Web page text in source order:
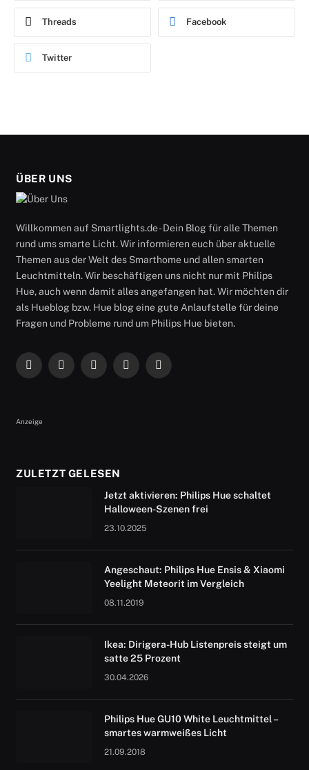
Threads Facebook
Twitter
ÜBER UNS
Willkommen auf Smartlights.de - Dein Blog für alle Themen
rund ums smarte Licht. Wir informieren euch über aktuelle
Themen aus der Welt des Smarthome und allen smarten
Leuchtmitteln. Wir beschäftigen uns nicht nur mit Philips
Hue, auch wenn damit alles angefangen hat. Wir möchten dir
als Hueblog bzw. Hue blog eine gute Anlaufstelle für deine
Fragen und Probleme rund um Philips Hue bieten.
Facebook
X
Instagram
RSS YouTube
Anzeige
ZULETZT GELESEN
Jetzt aktivieren: Philips Hue schaltet
Halloween-Szenen frei
23.10.2025
Angeschaut: Philips Hue Ensis & Xiaomi
Yeelight Meteorit im Vergleich
08.11.2019
Ikea: Dirigera-Hub Listenpreis steigt um
satte 25 Prozent
30.04.2026
Philips Hue GU10 White Leuchtmittel –
smartes warmweißes Licht
21.09.2018